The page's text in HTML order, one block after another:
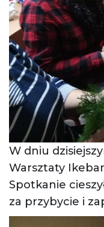
W dniu
Warsztaty
Spotkanie
za przybycie i